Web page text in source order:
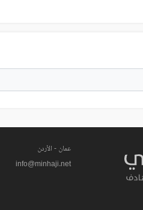
عمان - الأردن
info@minhaji.net